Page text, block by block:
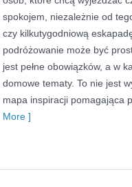
spokojem, niezależnie od
czy kilkutygodniową
podróżowanie może być
jest pełne obowiązków, a w
domowe tematy. To nie jest
mapa inspiracji pomagająca
More ]